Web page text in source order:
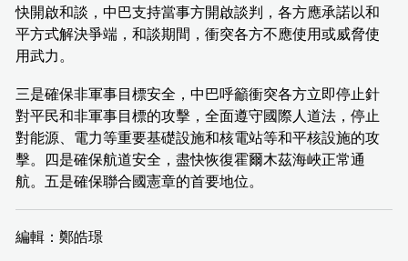
快開啟和談，中巴支持當事方開啟談判，各方應承諾以和
平方式解決爭端，和談期間，衝突各方不應使用或威脅使
用武力。
三是確保非軍事目標安全，中巴呼籲衝突各方立即停止針
對平民和非軍事目標的攻擊，全面遵守國際人道法，停止
對能源、電力等重要基礎設施和核電站等和平核設施的攻
擊。四是確保航道安全，盡快恢復霍爾木茲海峽正常通
航。五是確保聯合國憲章的首要地位。
編輯：鄭皓璟